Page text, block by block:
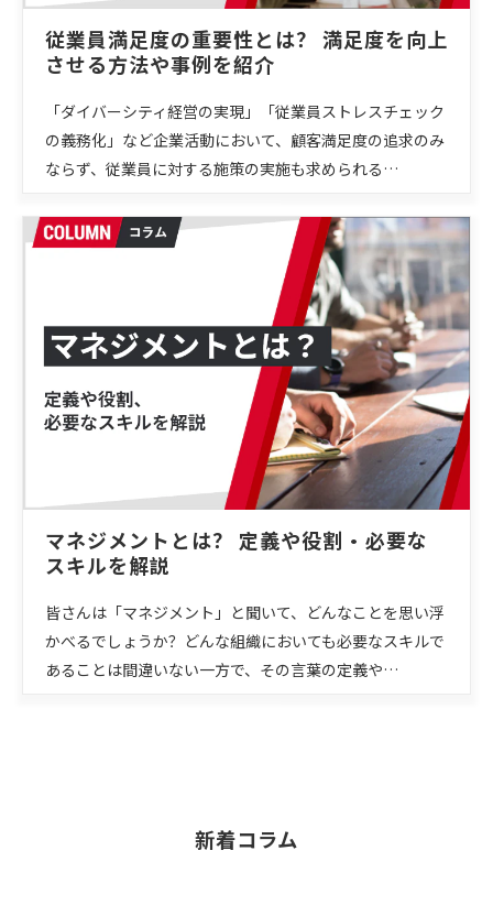
従業員満足度の重要性とは？ 満足度を向上
させる方法や事例を紹介
「ダイバーシティ経営の実現」「従業員ストレスチェック
の義務化」など企業活動において、顧客満足度の追求のみ
ならず、従業員に対する施策の実施も求められる…
マネジメントとは？ 定義や役割・必要な
スキルを解説
皆さんは「マネジメント」と聞いて、どんなことを思い浮
かべるでしょうか？どんな組織においても必要なスキルで
あることは間違いない一方で、その言葉の定義や…
新着コラム